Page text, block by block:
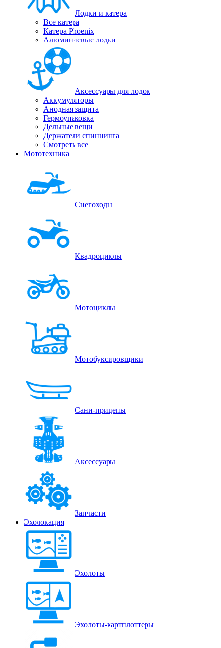
Лодки и катера
Все катера
Катера Phoenix
Алюминиевые лодки
Аксессуары для лодок
Аккумуляторы
Анодная защита
Гермоупаковка
Дельные вещи
Держатели спиннинга
Смотреть все
Мототехника
Снегоходы
Квадроциклы
Мотоциклы
Мотобуксировщики
Сани-прицепы
Аксессуары
Запчасти
Эхолокация
Эхолоты
Эхолоты-картплоттеры